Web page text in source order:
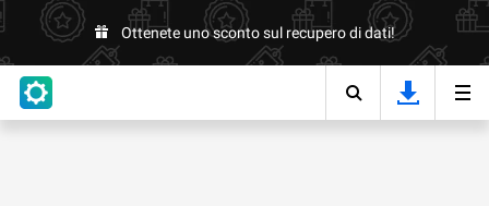
Ottenete uno sconto sul recupero di dati!